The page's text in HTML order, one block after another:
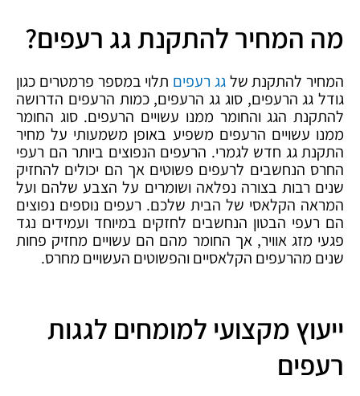
מה המחיר להתקנת גג רעפים?
המחיר להתקנת שלגג רעפים תלוי במספר פרמטרים כגון
גודל גג הרעפים, סוג גג הרעפים, כמות הרעפים הדרושה
להתקנת הגג והחומר ממנו עשויים הרעפים. סוג החומר
ממנו עשויים הרעפים משפיע באופן משמעותי על מחיר
התקנת גג חדש לגמרי. הרעפים הנפוצים ביותר הם רעפי
החרס הנחשבים לרעפים פשוטים אך הם יכולים להחזיק
שנים רבות בצורה נפלאה ושומרים על הצבע שלהם ועל
המראה הקלאסי של הבית שלכם. רעפים נוספים נפוצים
הם רעפי הבטון הנחשבים לחזקים במיוחד ועמידים נגד
פגעי מזג אוויר, אך החומר מהם הם עשויים מחזיק פחות
שנים מהרעפים הקלאסיים והפשוטים העשויים מחרס.
ייעוץ מקצועי למומחים לגגות
רעפים